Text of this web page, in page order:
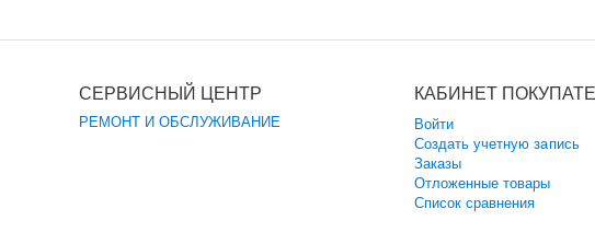
СЕРВИСНЫЙ ЦЕНТР
РЕМОНТ И ОБСЛУЖИВАНИЕ
КАБИНЕТ
Войти
Создать учетную запись
Заказы
Отложенные товары
Список сравнения